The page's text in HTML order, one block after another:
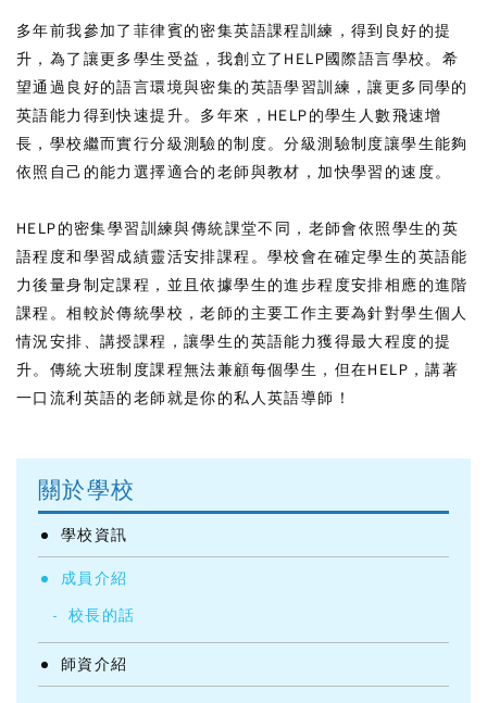
多年前我參加了菲律賓的密集英語課程訓練，得到良好的提
升，為了讓更多學生受益，我創立了HELP國際語言學校。希
望通過良好的語言環境與密集的英語學習訓練，讓更多同學的
英語能力得到快速提升。多年來，HELP的學生人數飛速增
長，學校繼而實行分級測驗的制度。分級測驗制度讓學生能夠
依照自己的能力選擇適合的老師與教材，加快學習的速度。
HELP的密集學習訓練與傳統課堂不同，老師會依照學生的英
語程度和學習成績靈活安排課程。學校會在確定學生的英語能
力後量身制定課程，並且依據學生的進步程度安排相應的進階
課程。相較於傳統學校，老師的主要工作主要為針對學生個人
情況安排、講授課程，讓學生的英語能力獲得最大程度的提
升。傳統大班制度課程無法兼顧每個學生，但在HELP，講著
一口流利英語的老師就是你的私人英語導師！
關於學校
學校資訊
成員介紹
校長的話
師資介紹